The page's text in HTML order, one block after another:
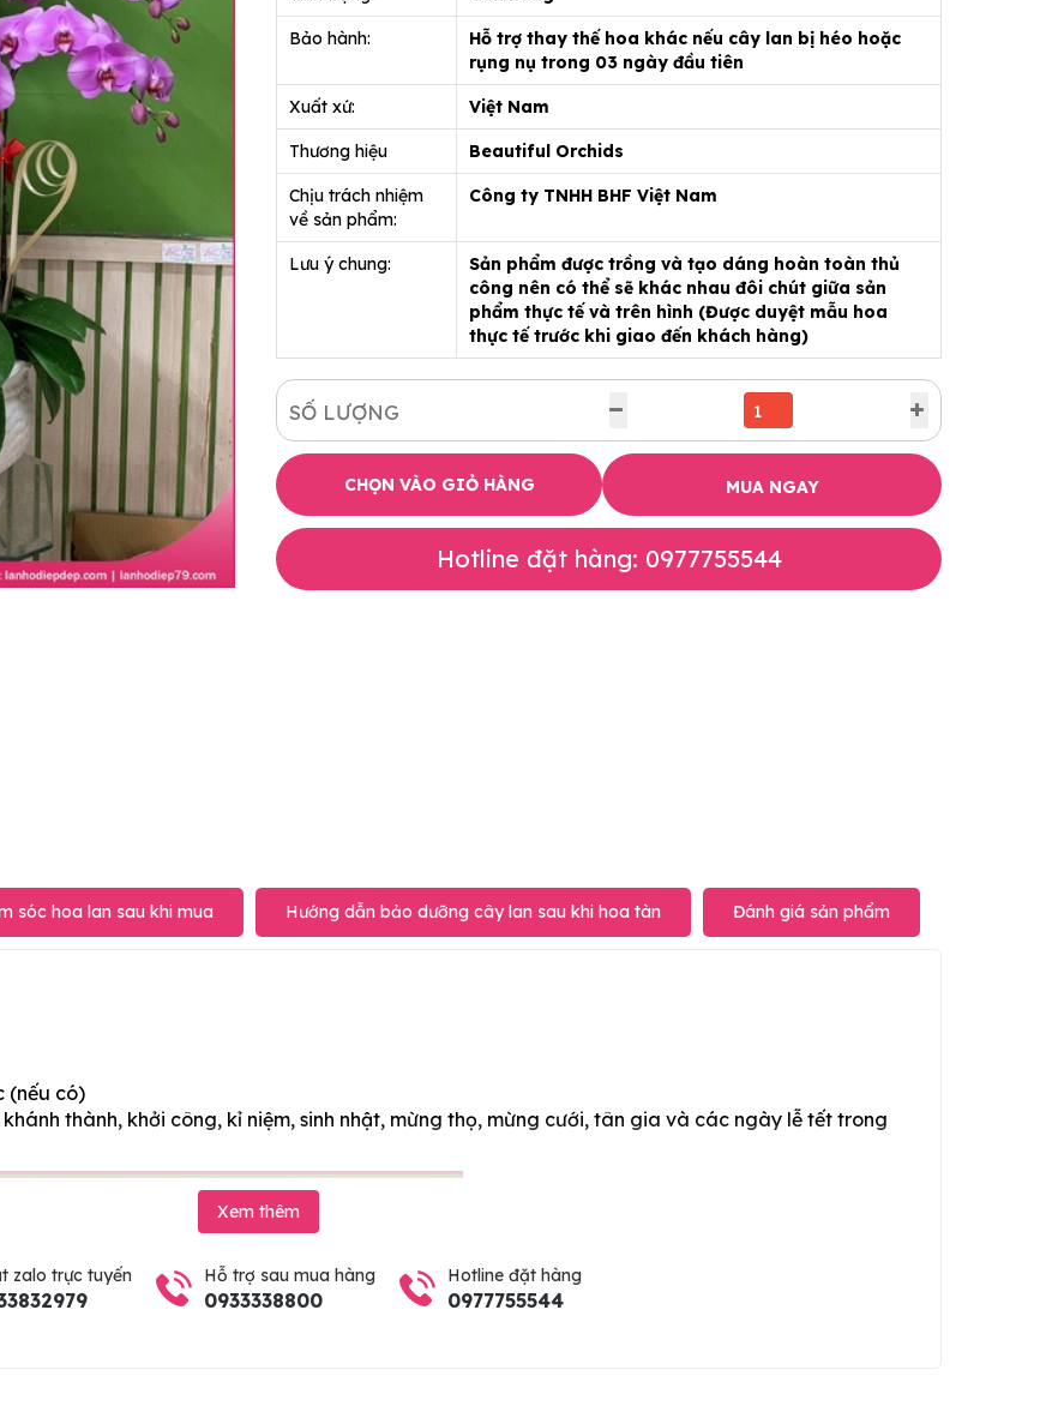
Bảo hành:
Hỗ trợ thay thế hoa khác nếu cây lan bị héo hoặc
rụng nụ trong 03 ngày đầu tiên
Xuất xứ: Việt Nam
Thương hiệu Beautiful Orchids
Chịu trách nhiệm
về sản phẩm:
Công ty TNHH BHF Việt Nam
Lưu ý chung:
Sản phẩm được trồng và tạo dáng hoàn toàn thủ
công nên có thể sẽ khác nhau đôi chút giữa sản
phẩm thực tế và trên hình (Được duyệt mẫu hoa
thực tế trước khi giao đến khách hàng)
SỐ LƯỢNG
CHỌN VÀO GIỎ HÀNG MUA NGAY
Hotline đặt hàng: 0977755544
sóc hoa lan sau khi mua Hướng dẫn bảo dưỡng cây lan sau khi hoa tàn Đánh giá sản phẩm
(nếu có)
thành, khởi công, kỉ niệm, sinh nhật, mừng thọ, mừng cưới, tân gia và các ngày lễ tết trong
Xem thêm
zalo trực tuyến Hỗ trợ sau mua hàng
0933338800
Hotline đặt hàng
0977755544